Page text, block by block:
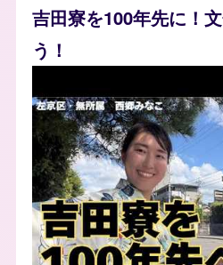
吉田寮を100年先に！
う！